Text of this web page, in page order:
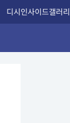
디시인사이드갤러리